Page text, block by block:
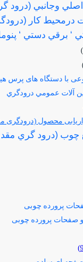
وجانبي (درود
درمحيط كار
‘ برقي دستي ‘
با دستگاه های پرس
آلات عمومي درودگري
محصول (درودگری
(درود گري
پرورده چوبی
صفحات پرورده چوبی